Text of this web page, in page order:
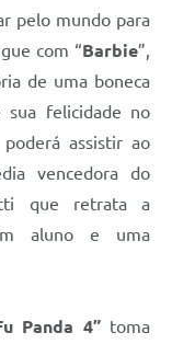
pelo mundo para
com “Barbie”,
de uma boneca
sua felicidade no
assistir ao
vencedora do
que retrata a
aluno e uma
Panda 4”toma